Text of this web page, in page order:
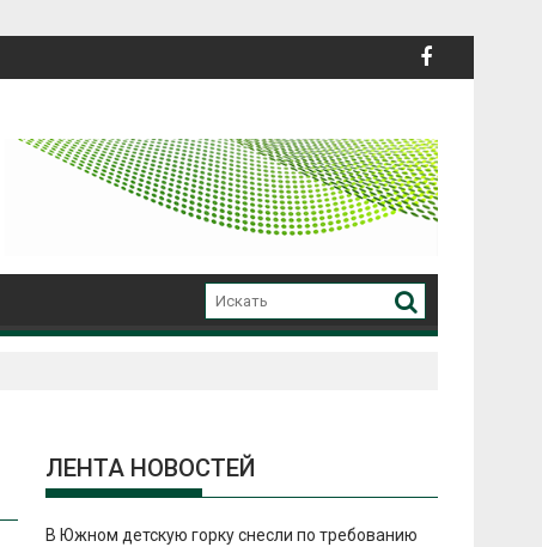
ЛЕНТА НОВОСТЕЙ
В Южном детскую горку снесли по требованию